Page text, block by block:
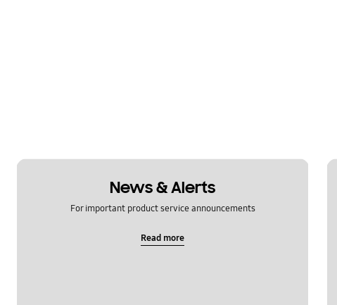
News & Alerts
For important product service announcements
Read more